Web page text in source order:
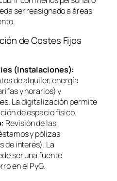
ser reasignado a áreas
de Costes Fijos
(Instalaciones):
de alquiler, energía
y horarios) y
La digitalización permite
de espacio físico.
Revisión de las
y pólizas
de interés). La
ser una fuente
en el PyG.